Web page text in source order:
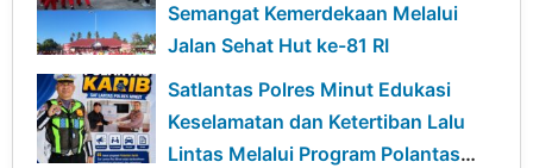
Semangat Kemerdekaan Melalui
Jalan Sehat Hut ke-81 RI
Satlantas Polres Minut Edukasi
Keselamatan dan Ketertiban Lalu
Lintas Melalui Program Polantas